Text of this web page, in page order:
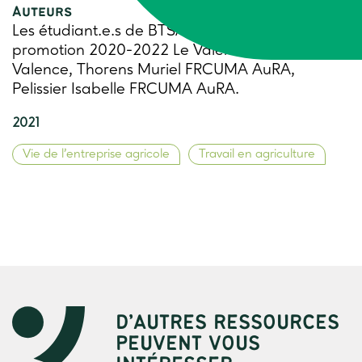
Auteurs
Les étudiant.e.s de BTSA APV 1ère année –
promotion 2020-2022 Le Valentin EPLEFPA
Valence, Thorens Muriel FRCUMA AuRA,
Pelissier Isabelle FRCUMA AuRA.
2021
Vie de l’entreprise agricole Travail en agriculture
D’AUTRES RESSOURCES
PEUVENT VOUS